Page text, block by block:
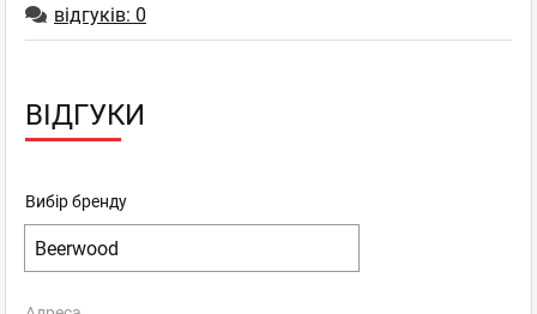
відгуків: 0
ВІДГУКИ
Вибір бренду